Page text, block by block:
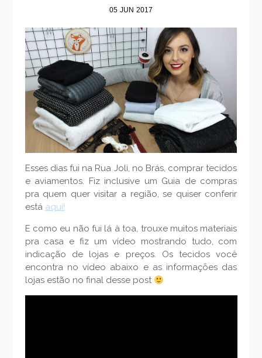
05 JUN 2017
Esses dias fui na Rua Joli, no Brás, comprar tecidos
e aviamentos. Fiz inclusive um Guia de compras
pra quem quer visitar a região, se quiser conferir
está aqui!
E como eu não fui lá à toa, trouxe muitos materiais
pra casa e fiz um vídeo mostrando tudo, com
indicação de lojas e preços. Os tecidos você
encontra no vídeo abaixo e as informações das
lojas estão no final desse post